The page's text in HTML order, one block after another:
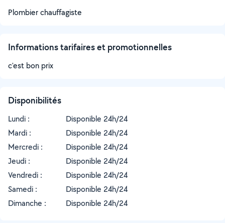
Plombier chauffagiste
Informations tarifaires et promotionnelles
c'est bon prix
Disponibilités
Lundi :
Disponible 24h/24
Mardi :
Disponible 24h/24
Mercredi :
Disponible 24h/24
Jeudi :
Disponible 24h/24
Vendredi :
Disponible 24h/24
Samedi :
Disponible 24h/24
Dimanche :
Disponible 24h/24